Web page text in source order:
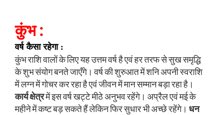
कुंभ :
वर्ष कैसा रहेगा :
कुंभ राशि वालों के लिए यह उत्तम वर्ष है एवं हर तरफ से सुख समृद्धि
के शुभ संयोग बनते जाएँगे। वर्ष की शुरुआत में शनि अपनी स्वराशि
में लग्न में गोचर कर रहा है एवं जीवन में मान सम्मान बड़ा रहा है।
कार्य क्षेत्रमें इस वर्ष खट्टे मीठे अनुभव रहेंगे। अप्रैल एवं मई के
महीने में कष्ट बड़ सकते हैं लेकिन फिर सुधार भी अच्छे रहेंगे। धन